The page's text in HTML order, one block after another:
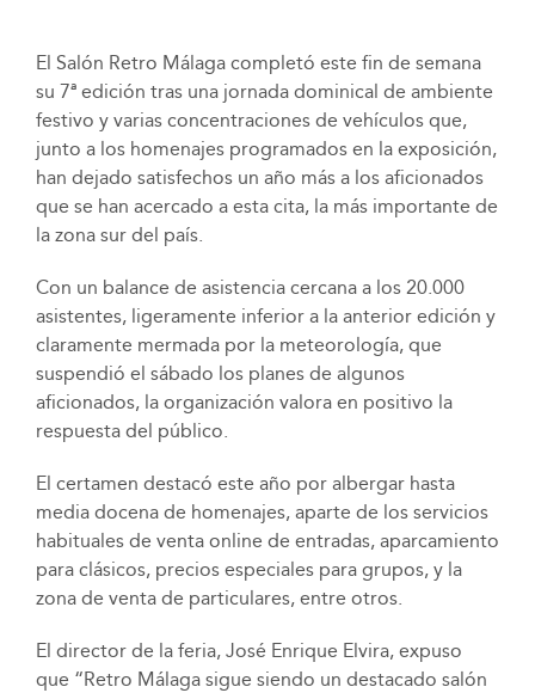
El Salón Retro Málaga completó este fin de semana
su 7ª edición tras una jornada dominical de ambiente
festivo y varias concentraciones de vehículos que,
junto a los homenajes programados en la exposición,
han dejado satisfechos un año más a los aficionados
que se han acercado a esta cita, la más importante de
la zona sur del país.
Con un balance de asistencia cercana a los 20.000
asistentes, ligeramente inferior a la anterior edición y
claramente mermada por la meteorología, que
suspendió el sábado los planes de algunos
aficionados, la organización valora en positivo la
respuesta del público.
El certamen destacó este año por albergar hasta
media docena de homenajes, aparte de los servicios
habituales de venta online de entradas, aparcamiento
para clásicos, precios especiales para grupos, y la
zona de venta de particulares, entre otros.
El director de la feria, José Enrique Elvira, expuso
que “Retro Málaga sigue siendo un destacado salón